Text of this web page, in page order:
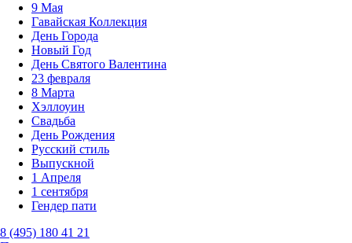
9 Мая
Гавайская Коллекция
День Города
Новый Год
День Святого Валентина
23 февраля
8 Марта
Хэллоуин
Свадьба
День Рождения
Русский стиль
Выпускной
1 Апреля
1 сентября
Гендер пати
8 (495) 180 41 21